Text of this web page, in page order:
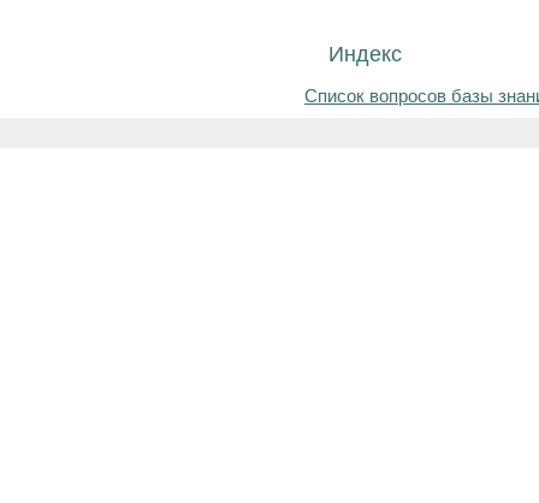
Индекс
Список вопросов базы